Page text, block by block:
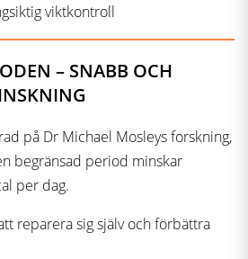
viktkontroll
– SNABB OCH
på Dr Michael Mosleys forskning,
begränsad period minskar
per dag.
reparera sig själv och förbättra